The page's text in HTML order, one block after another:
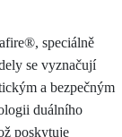
speciálně
se vyznačují
a bezpečným
duálního
poskytuje